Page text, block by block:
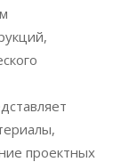
проектных